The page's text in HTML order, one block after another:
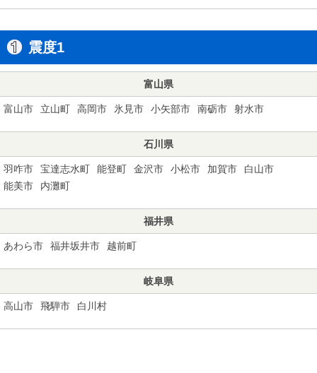
震度1
富山県
富山市 立山町 高岡市 氷見市 小矢部市 南砺市 射水市
石川県
羽咋市 宝達志水町 能登町 金沢市 小松市 加賀市
白山市
能美市
内灘町
福井県
あわら市 福井坂井市 越前町
岐阜県
高山市 飛騨市 白川村